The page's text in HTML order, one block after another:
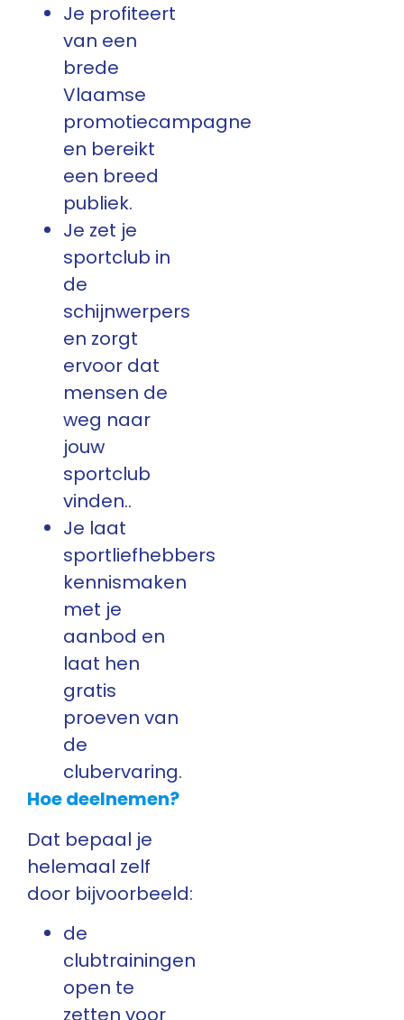
Je profiteert
van een
brede
Vlaamse
promotiecampagne
en bereikt
een breed
publiek.
Je zet je
sportclub in
de
schijnwerpers
en zorgt
ervoor dat
mensen de
weg naar
jouw
sportclub
vinden..
Je laat
sportliefhebbers
kennismaken
met je
aanbod en
laat hen
gratis
proeven van
de
clubervaring.
Hoe deelnemen?
Dat bepaal je
helemaal zelf
door bijvoorbeeld:
de
clubtrainingen
open te
zetten voor